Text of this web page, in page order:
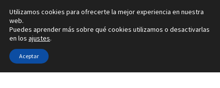
Ir
a
la
navegación
Ir
al
contenido
Inicio
Inicio Configurador
Utilizamos cookies para ofrecerte la mejor experiencia en nuestra
web.
Puedes aprender más sobre qué cookies utilizamos o desactivarlas
en los ajustes.
Aceptar